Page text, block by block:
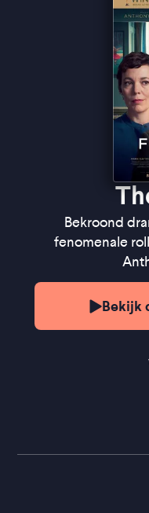
''De film verwart en
belevingswereld
''Gaandeweg wordt
kijker wordt
VPRO
''Virtuoze Anthony
Bekroond
fenomenale
Bekijk